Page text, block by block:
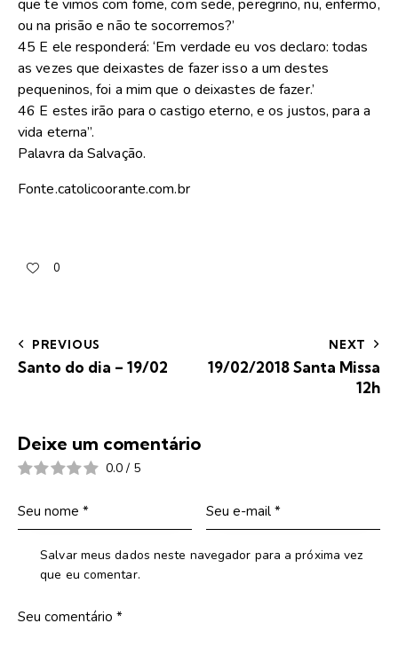
que te vimos com fome, com sede, peregrino, nu, enfermo,
ou na prisão e não te socorremos?’
45 E ele responderá: ‘Em verdade eu vos declaro: todas
as vezes que deixastes de fazer isso a um destes
pequeninos, foi a mim que o deixastes de fazer.’
46 E estes irão para o castigo eterno, e os justos, para a
vida eterna”.
Palavra da Salvação.
Fonte.catolicoorante.com.br
0
PREVIOUS
Santo do dia – 19/02
NEXT
19/02/2018 Santa Missa
12h
Deixe um comentário
0.0 / 5
Salvar meus dados neste navegador para a próxima vez
que eu comentar.